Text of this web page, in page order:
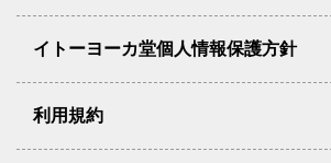
イトーヨーカ堂個人情報保護方針
利用規約